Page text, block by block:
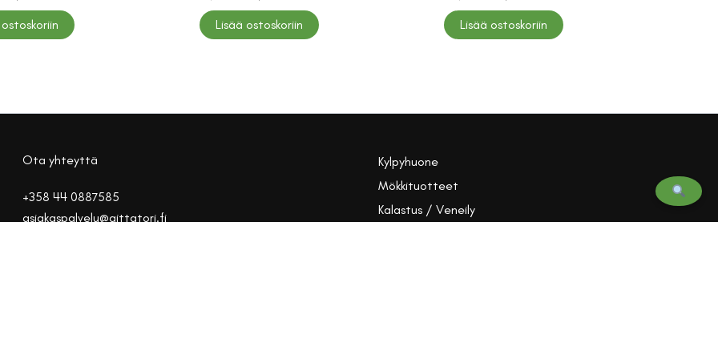
hinta
oli:
82,00 €.
hinta
on:
70,00 €.
hinta
oli:
77,00 €.
hinta
on:
66,50 €.
Lisää ostoskoriin
hinta
oli:
66,00 €.
hinta
on:
55,50 €.
Lisää ostoskoriin
Ota yhteyttä
+358 44 0887585
asiakaspalvelu@aittatori.fi
Kylpyhuone
Mökkituotteet
Kalastus / Veneily